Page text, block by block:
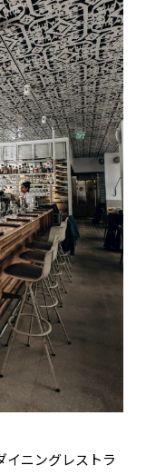
イニングレストラ